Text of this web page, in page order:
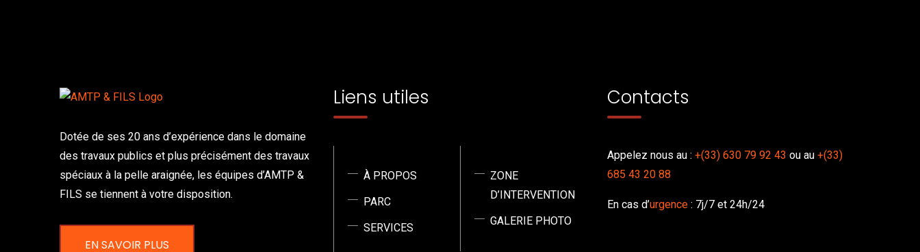
Dotée de ses 20 ans d’expérience dans le domaine
des travaux publics et plus précisément des travaux
spéciaux à la pelle araignée, les équipes d’AMTP &
FILS se tiennent à votre disposition.
EN SAVOIR PLUS
Liens utiles
À PROPOS
PARC
SERVICES
ZONE
D’INTERVENTION
GALERIE PHOTO
Contacts
Appelez nous au : +(33) 630 79 92 43 ou au +(33)
685 43 20 88
En cas d’urgence : 7j/7 et 24h/24